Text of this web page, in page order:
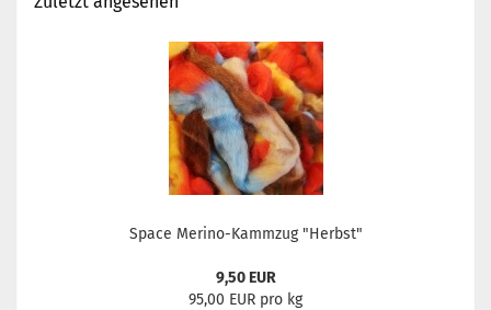
Space Merino-Kammzug "Herbst"
9,50 EUR
95,00 EUR pro kg